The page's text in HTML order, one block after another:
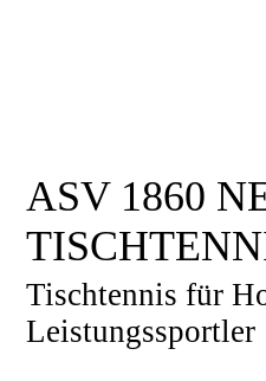
ASV 1860
Tischtennis für
Leistungssportler